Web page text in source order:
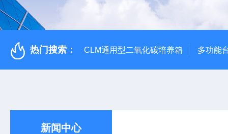
热门搜索： CLM通用型二氧化碳培养箱 多功能
新闻中心